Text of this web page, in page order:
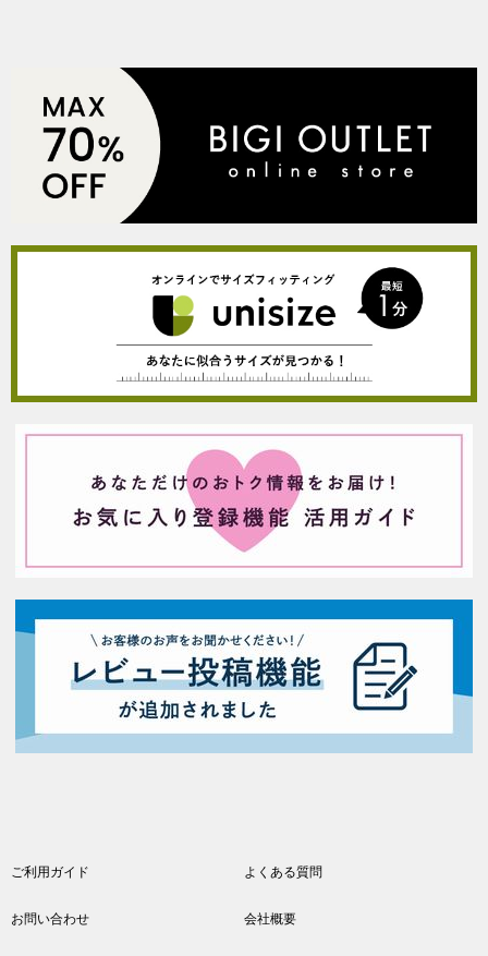
ご利用ガイド よくある質問
お問い合わせ 会社概要